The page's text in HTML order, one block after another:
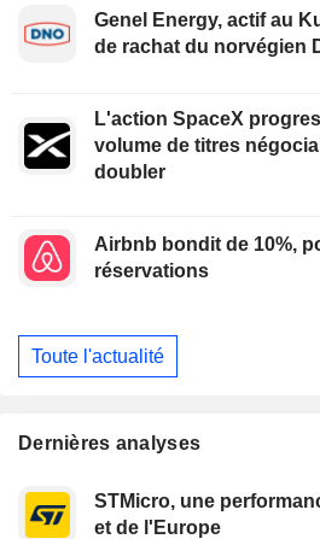
Genel Energy, actif au
de rachat du norvégien
L'action SpaceX
volume de titres
doubler
Airbnb bondit de 10%,
réservations
Toute l'actualité
Dernières analyses
STMicro, une
et de l'Europe